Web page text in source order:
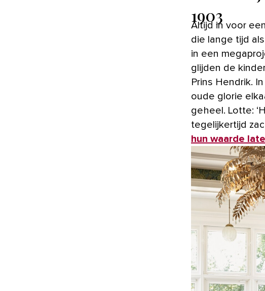
1903
Altijd in voor een ‘projectje’ kochten Lotte en Bas een oude villa,
die lange tijd
in een
glijden de
Prins Hendrik.
oude glorie
geheel. Lotte:
tegelijkertijd
hun waarde